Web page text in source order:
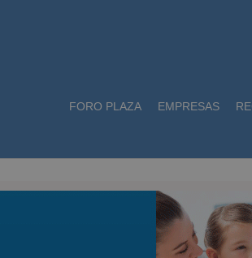
FORO PLAZA EMPRESAS